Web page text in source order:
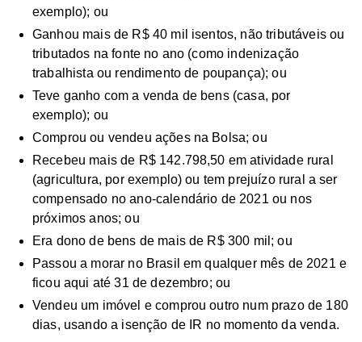
exemplo); ou
Ganhou mais de R$ 40 mil isentos, não tributáveis ou
tributados na fonte no ano (como indenização
trabalhista ou rendimento de poupança); ou
Teve ganho com a venda de bens (casa, por
exemplo); ou
Comprou ou vendeu ações na Bolsa; ou
Recebeu mais de R$ 142.798,50 em atividade rural
(agricultura, por exemplo) ou tem prejuízo rural a ser
compensado no ano-calendário de 2021 ou nos
próximos anos; ou
Era dono de bens de mais de R$ 300 mil; ou
Passou a morar no Brasil em qualquer mês de 2021 e
ficou aqui até 31 de dezembro; ou
Vendeu um imóvel e comprou outro num prazo de 180
dias, usando a isenção de IR no momento da venda.